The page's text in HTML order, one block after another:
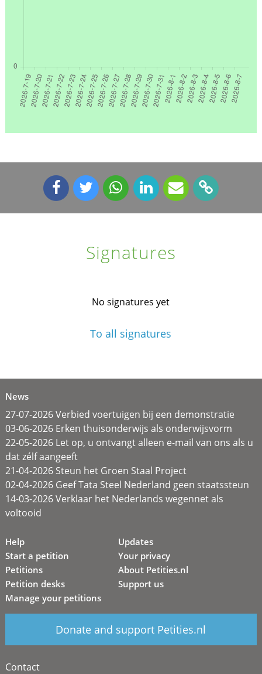
Signatures
No signatures yet
To all signatures
News
27-07-2026 Verbied voertuigen bij een demonstratie
03-06-2026 Erken thuisonderwijs als onderwijsvorm
22-05-2026 Let op, u ontvangt alleen e-mail van ons als u
dat zélf aangeeft
21-04-2026 Steun het Groen Staal Project
02-04-2026 Geef Tata Steel Nederland geen staatssteun
14-03-2026 Verklaar het Nederlands wegennet als
voltooid
Help
Start a petition
Petitions
Petition desks
Manage your petitions
Updates
Your privacy
About Petities.nl
Support us
Donate and support Petities.nl
Contact